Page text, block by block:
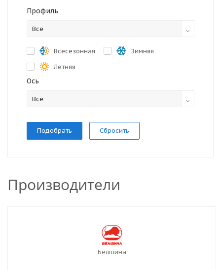
Профиль
Все
Всесезонная
Зимняя
Летняя
Ось
Все
Сбросить
Производители
Белшина